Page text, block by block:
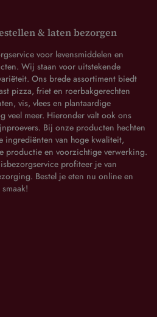
& laten bezorgen
voor levensmiddelen en
Wij staan voor uitstekende
Ons brede assortiment biedt
pizza, friet en roerbakgerechten
vis, vlees en plantaardige
veel meer. Hieronder valt ook ons
Bij onze producten hechten
ingrediënten van hoge kwaliteit,
productie en voorzichtige verwerking.
profiteer je van
Bestel je eten nu online en